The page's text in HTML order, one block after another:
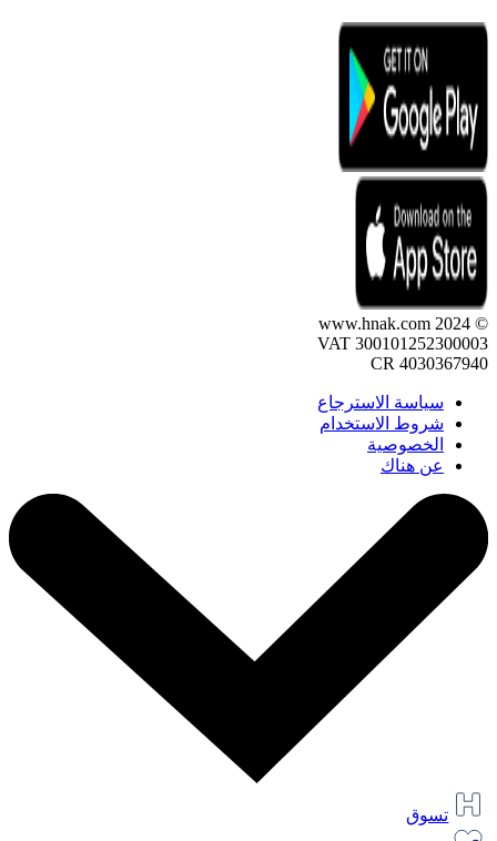
© 2024 www.hnak.com
VAT 300101252300003
CR 4030367940
سياسة الاسترجاع
شروط الاستخدام
الخصوصية
عن هناك
تسوق